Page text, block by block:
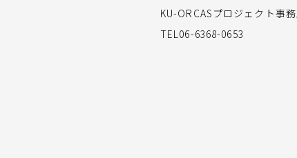
KU-ORCASプロジェクト事
TEL06-6368-0653